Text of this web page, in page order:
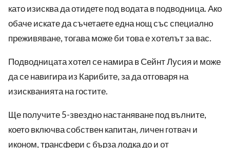
като изисква да отидете под водата в подводница.Ако
обаче искате да съчетаете една нощ със специално
преживяване, тогава може би това е хотелът за вас.
Подводницатахотел се намира в Сейнт Лусия и може
да се навигира из Карибите, за да отговаря на
изискванията на гостите.
Ще получите 5-звездно настаняване под вълните,
което включва собствен капитан, личен готвач и
иконом, трансфери с бърза лодка до и от